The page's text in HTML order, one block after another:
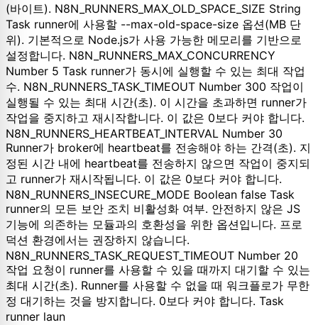
(바이트). N8N_RUNNERS_MAX_OLD_SPACE_SIZE String
Task runner에 사용할 --max-old-space-size 옵션(MB 단
위). 기본적으로 Node.js가 사용 가능한 메모리를 기반으로
설정합니다. N8N_RUNNERS_MAX_CONCURRENCY
Number 5 Task runner가 동시에 실행할 수 있는 최대 작업
수. N8N_RUNNERS_TASK_TIMEOUT Number 300 작업이
실행될 수 있는 최대 시간(초). 이 시간을 초과하면 runner가
작업을 중지하고 재시작합니다. 이 값은 0보다 커야 합니다.
N8N_RUNNERS_HEARTBEAT_INTERVAL Number 30
Runner가 broker에 heartbeat를 전송해야 하는 간격(초). 지
정된 시간 내에 heartbeat를 전송하지 않으면 작업이 중지되
고 runner가 재시작됩니다. 이 값은 0보다 커야 합니다.
N8N_RUNNERS_INSECURE_MODE Boolean false Task
runner의 모든 보안 조치 비활성화 여부. 안전하지 않은 JS
기능에 의존하는 모듈과의 호환성을 위한 옵션입니다. 프로
덕션 환경에서는 권장하지 않습니다.
N8N_RUNNERS_TASK_REQUEST_TIMEOUT Number 20
작업 요청이 runner를 사용할 수 있을 때까지 대기할 수 있는
최대 시간(초). Runner를 사용할 수 없을 때 워크플로가 무한
정 대기하는 것을 방지합니다. 0보다 커야 합니다. Task
runner laun